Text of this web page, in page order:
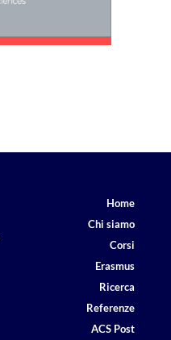
Home
Chi siamo
Corsi
Erasmus
Ricerca
Referenze
ACS Post